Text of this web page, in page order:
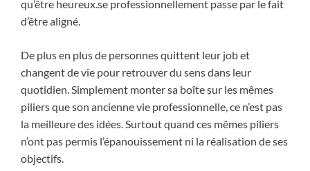
qu’être heureux.se professionnellement passe par le fait
d’être aligné.
De plus en plus de personnes quittent leur job et
changent de vie pour retrouver du sens dans leur
quotidien. Simplement monter sa boîte sur les mêmes
piliers que son ancienne vie professionnelle, ce n’est pas
la meilleure des idées. Surtout quand ces mêmes piliers
n’ont pas permis l’épanouissement ni la réalisation de ses
objectifs.